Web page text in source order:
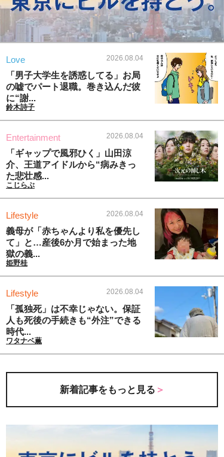
Love 2026.08.04
「男子大学生を誘惑してる」お局
の嘘でパート退職。巻き込んだ彼
に“謝...
鈴木詩子
Entertainment 2026.08.04
「ギャップで風邪ひく」山田涼
介、王道アイドルから“病みきっ
た悲壮感...
こじらぶ
Lifestyle 2026.08.04
義母が「赤ちゃんより私を優先し
て」と…産後6か月で始まった地
獄の義...
姫野桂
Lifestyle 2026.08.04
「孤独死」は不幸じゃない。保証
人も死後の手続きも“外注”できる
時代...
ワタナベ薫
新着記事をもっと見る